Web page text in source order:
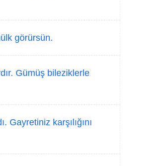
görürsün.
Gümüş bileziklerle
Gayretiniz karşılığını